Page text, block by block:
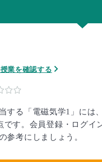
業を確認する
する「電磁気学1」には、
です。会員登録・ログイ
参考にしましょう。